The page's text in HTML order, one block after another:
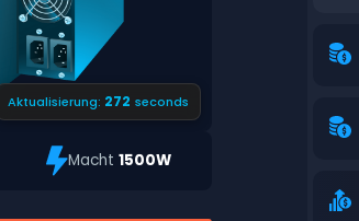
Aktualisierung:271 seconds
Macht1500W